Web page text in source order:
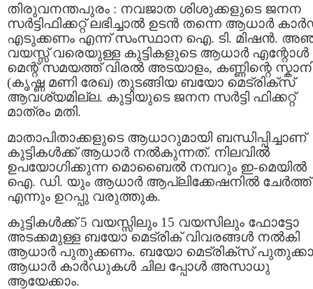
തിരുവനന്തപുരം : നവജാത ശിശുക്കളുടെ ജനന
സര്‍ട്ടിഫിക്കറ്റ് ലഭിച്ചാൽ ഉടന്‍ തന്നെ ആധാര്‍
എടുക്കണം എന്ന് സംസ്ഥാന ഐ. ടി. മിഷൻ.
വയസ്സ് വരെയുള്ള കുട്ടികളുടെ ആധാര്‍ എന്റോള്‍
മെന്റ് സമയത്ത് വിരൽ അടയാളം, കണ്ണിന്റെ
(കൃഷ്ണ മണി രേഖ) തുടങ്ങിയ ബയോ മെട്രിക്‌സ്
ആവശ്യമില്ല. കുട്ടിയുടെ ജനന സര്‍ട്ടി ഫിക്കറ്റ്
മാത്രം മതി.
മാതാപിതാക്കളുടെ ആധാറുമായി ബന്ധിപ്പിച്ചാണ്
കുട്ടികള്‍ക്ക് ആധാര്‍ നല്‍കുന്നത്. നിലവില്‍
ഉപയോഗിക്കുന്ന മൊബൈല്‍ നമ്പറും ഇ-മെയില്‍
ഐ. ഡി. യും ആധാർ ആപ്ലിക്കേഷനിൽ ചേർത്ത്
എന്നും ഉറപ്പു വരുത്തുക.
കുട്ടികൾക്ക് 5 വയസ്സിലും 15 വയസിലും ഫോട്ടോ
അടക്കമുള്ള ബയോ മെട്രിക് വിവരങ്ങള്‍ നൽകി
ആധാർ പുതുക്കണം. ബയോ മെട്രിക്‌സ്
ആധാര്‍ കാര്‍ഡുകള്‍ ചില പ്പോൾ അസാധു
ആയേക്കാം.